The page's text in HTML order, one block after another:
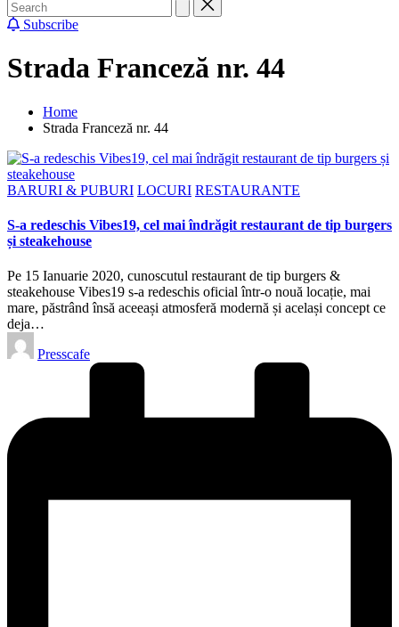
Subscribe
Strada Franceză nr. 44
Home
Strada Franceză nr. 44
Posted
BARURI & PUBURI LOCURI RESTAURANTE
S-a redeschis Vibes19, cel mai îndrăgit restaurant de tip burgers
și steakehouse
Pe 15 Ianuarie 2020, cunoscutul restaurant de tip burgers &
steakehouse Vibes19 s-a redeschis oficial într-o nouă locație, mai
mare, păstrând însă aceeași atmosferă modernă și același concept ce
deja…
Posted
by
Presscafe